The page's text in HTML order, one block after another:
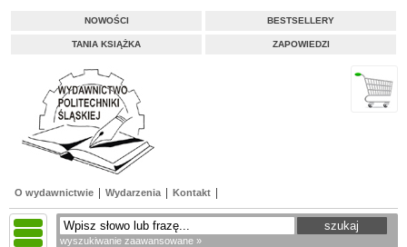
NOWOŚCI BESTSELLERY
TANIA KSIĄŻKA ZAPOWIEDZI
O wydawnictwie Wydarzenia Kontakt
wyszukiwanie zaawansowane »